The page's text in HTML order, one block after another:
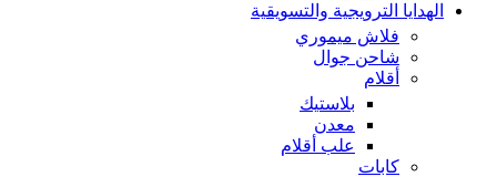
الهدايا الترويجية والتسويقية
فلاش ميموري
شاحن جوال
أقلام
بلاستيك
معدن
علب أقلام
كابات